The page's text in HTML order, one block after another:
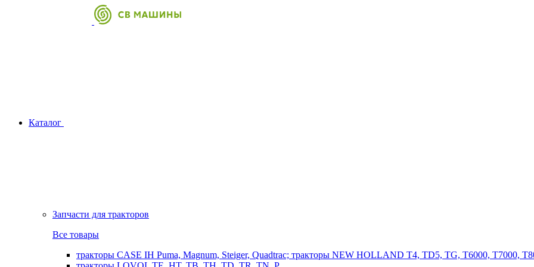
Каталог
Запчасти для тракторов
Все товары
тракторы CASE IH Puma, Magnum, Steiger, Quadtrac; тракторы NEW HOLLAND T4, TD5, TG, T6000, T7000,